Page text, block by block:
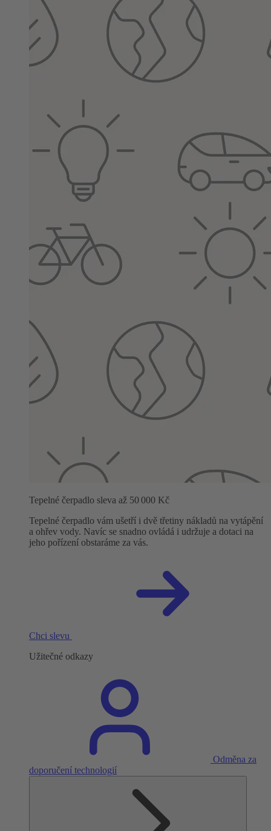
Tepelné čerpadlo sleva až 50 000 Kč
Tepelné čerpadlo vám ušetří i dvě třetiny nákladů na vytápění
a ohřev vody. Navíc se snadno ovládá i udržuje a dotaci na
jeho pořízení obstaráme za vás.
Chci slevu
Užitečné odkazy
Odměna za
doporučení technologií